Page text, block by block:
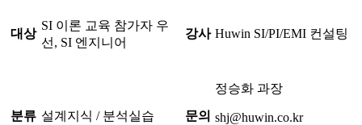
대상
SI 이론 교육 참가자 우
선, SI 엔지니어
강사 Huwin SI/PI/EMI 컨설팅
분류 설계지식 / 분석실습 문의
정승화 과장
shj@huwin.co.kr